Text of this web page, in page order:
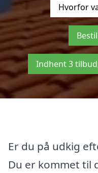
Hvorfor
Indhent 3
Er du på udkig
Du er kommet til